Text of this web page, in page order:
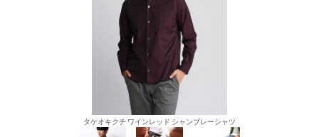
タケオキクチ ワインレッド シャンブレーシャツ